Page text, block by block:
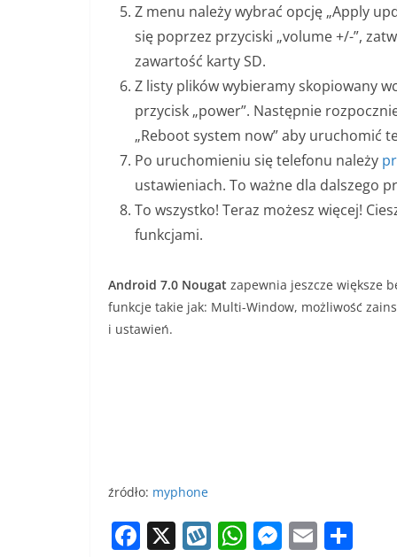
Z menu należy wybrać opcję „Apply
się poprzez przyciski „volume +/-”,
zawartość karty SD.
Z listy plików wybieramy skopiowany
przycisk „power”. Następnie
„Reboot system now” aby uruchomić
Po uruchomieniu się telefonu należy
ustawieniach. To ważne dla dalszego
To wszystko! Teraz możesz więcej!
funkcjami.
Android 7.0 Nougat zapewnia jeszcze większe
funkcje takie jak: Multi-Window, możliwość
i ustawień.
źródło: myphone
F X W W M E